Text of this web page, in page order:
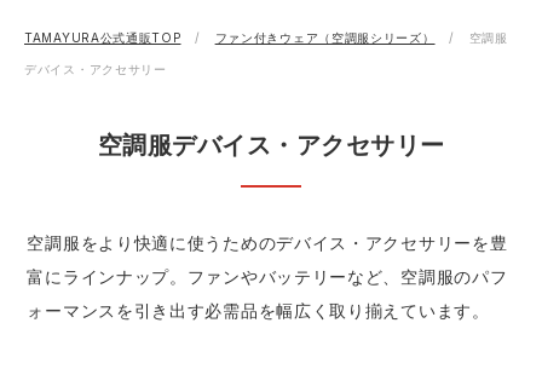
防寒着
作業用手袋
安全靴スニーカーランキング
ミズノ安全靴ランキング
作業着ランキング
プーマ コンバース（CONVERSE）
寅壱 アイトス株式会社
コーコス ジーベック
製造・工場作業服
農作業服
電気・設備作業服
TAMAYURA公式通販TOP ファン付きウェア（空調服シリーズ） 空調服
デバイス・アクセサリー
空調服デバイス・アクセサリー
空調服をより快適に使うためのデバイス・アクセサリーを豊
富にラインナップ。ファンやバッテリーなど、空調服のパフ
ォーマンスを引き出す必需品を幅広く取り揃えています。